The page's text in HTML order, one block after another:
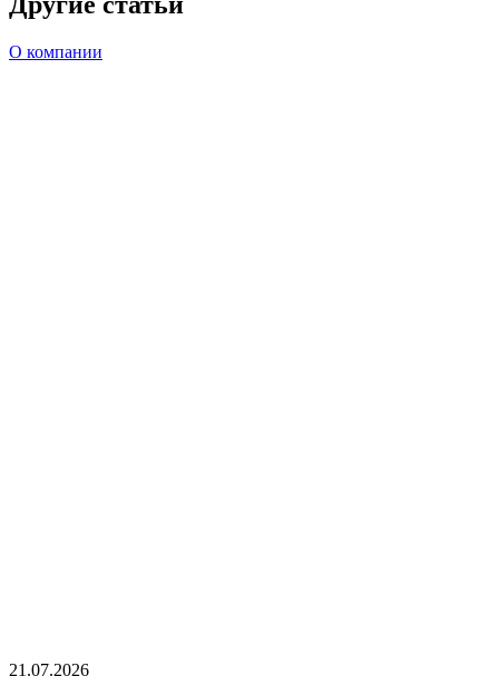
О компании
21.07.2026